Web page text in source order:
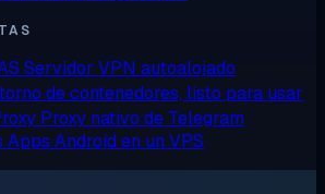
Servidor VPN autoalojado
de contenedores, listo para usar
Proxy nativo de Telegram
Apps Android en un VPS